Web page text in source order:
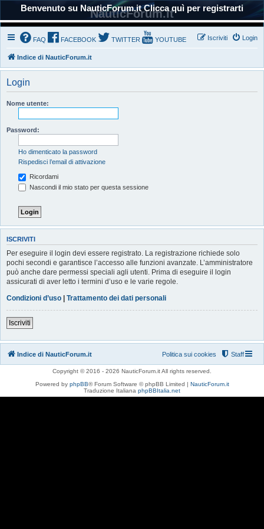
Benvenuto su NauticForum.it Clicca quì per registrarti
NauticForum.it
FAQ FACEBOOK TWITTER YOUTUBE Login
Iscriviti
Indice di NauticForum.it
Login
Nome utente:
Password:
Ho dimenticato la password
Rispedisci l’email di attivazione
Ricordami
Nascondi il mio stato per questa sessione
ISCRIVITI
Per eseguire il login devi essere registrato. La registrazione richiede solo
pochi secondi e garantisce l’accesso alle funzioni avanzate. L’amministratore
può anche dare permessi speciali agli utenti. Prima di eseguire il login
assicurati di aver letto i termini d’uso e le varie regole.
Condizioni d’uso | Trattamento dei dati personali
Iscriviti
Indice di NauticForum.it Staff
Politica sui cookies
Copyright © 2016 - 2026 NauticForum.it All rights reserved.
Powered by phpBB® Forum Software © phpBB Limited | NauticForum.it
Traduzione Italiana phpBBItalia.net